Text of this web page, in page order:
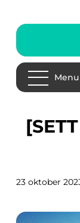
Menu
[SETT INN INTROVIDEO
23 oktober